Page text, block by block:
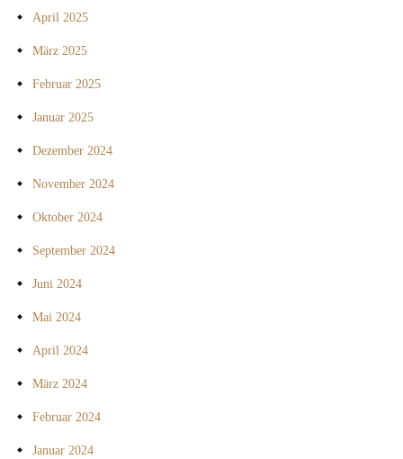
April 2025
März 2025
Februar 2025
Januar 2025
Dezember 2024
November 2024
Oktober 2024
September 2024
Juni 2024
Mai 2024
April 2024
März 2024
Februar 2024
Januar 2024